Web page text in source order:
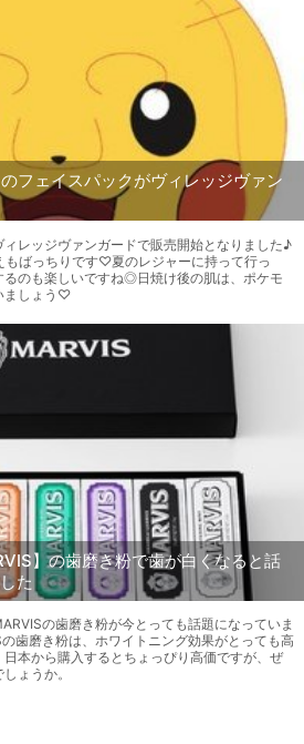
フェイスパックがヴィレッジヴァン
レッジヴァンガードで販売開始となりました♪
もばっちりです♡夏のレジャーに持って行っ
のも楽しいですね◎日焼け後の肌は、ポケモ
ましょう♡
】の歯磨き粉で歯が白くなると話
た
の歯磨き粉が今とっても話題になっていま
歯磨き粉は、ホワイトニング効果がとっても高
本から購入するとちょっぴり高価ですが、ぜ
ょうか。